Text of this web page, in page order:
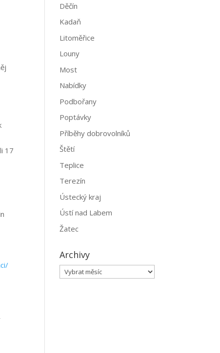
17
Děčín
Kadaň
Litoměřice
Louny
Most
Nabídky
Podbořany
Poptávky
Příběhy dobrovolníků
Štětí
Teplice
Terezín
Ústecký kraj
Ústí nad Labem
Žatec
Archivy
Archivy